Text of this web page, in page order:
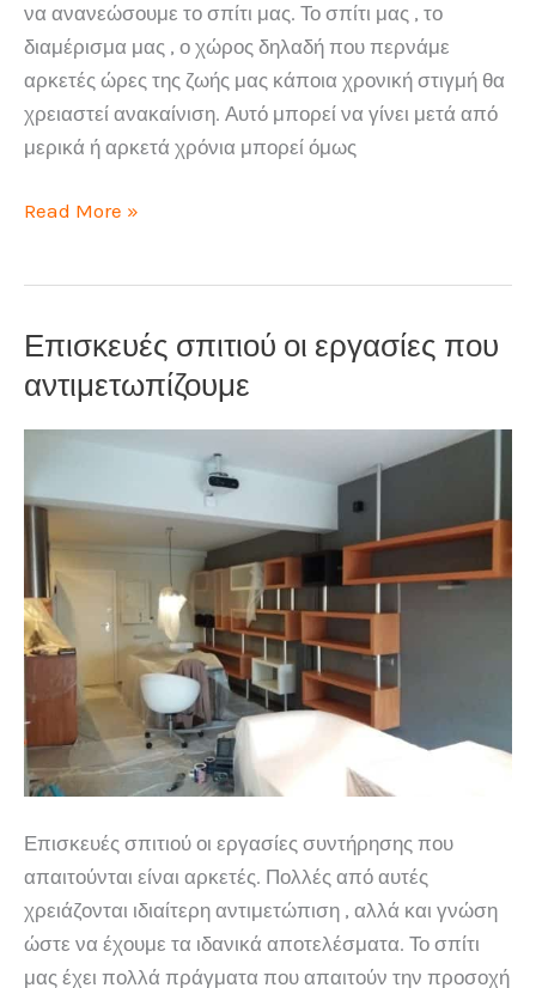
να ανανεώσουμε το σπίτι μας. Το σπίτι μας , το
διαμέρισμα μας , ο χώρος δηλαδή που περνάμε
αρκετές ώρες της ζωής μας κάποια χρονική στιγμή θα
χρειαστεί ανακαίνιση. Αυτό μπορεί να γίνει μετά από
μερικά ή αρκετά χρόνια μπορεί όμως
Εσωτερική
τα
πάντα
Read More »
Επισκευές σπιτιού οι εργασίες που
αντιμετωπίζουμε
Επισκευές σπιτιού οι εργασίες συντήρησης που
απαιτούνται είναι αρκετές. Πολλές από αυτές
χρειάζονται ιδιαίτερη αντιμετώπιση , αλλά και γνώση
ώστε να έχουμε τα ιδανικά αποτελέσματα. Το σπίτι
μας έχει πολλά πράγματα που απαιτούν την προσοχή